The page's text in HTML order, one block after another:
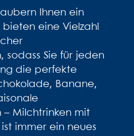
Ihnen ein
bieten eine Vielzahl
sodass Sie für jeden
die perfekte
Banane,
Milchtrinken mit
immer ein neues